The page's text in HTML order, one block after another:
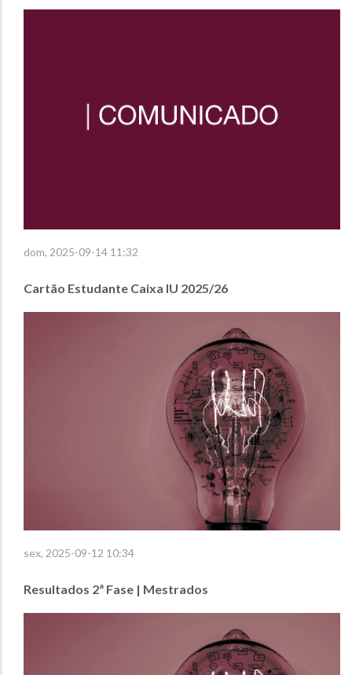
dom, 2025-09-14 11:32
Cartão Estudante Caixa IU 2025/26
sex, 2025-09-12 10:34
Resultados 2ª Fase | Mestrados